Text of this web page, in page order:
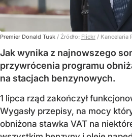
Premier Donald Tusk / Źródło: Flickr / Kancelaria
Jak wynika z najnowszego
przywrócenia programu
na stacjach benzynowych.
1 lipca rząd zakończył
Wygasły przepisy, na mocy
obniżona stawka VAT na